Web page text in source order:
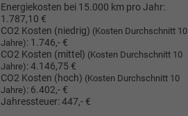
Energiekosten bei 15.000 km pro Jahr:
1.787,10 €
CO2 Kosten (niedrig) (Kosten Durchschnitt 10
Jahre): 1.746,- €
CO2 Kosten (mittel) (Kosten Durchschnitt 10
Jahre): 4.146,75 €
CO2 Kosten (hoch) (Kosten Durchschnitt 10
Jahre): 6.402,- €
Jahressteuer: 447,- €